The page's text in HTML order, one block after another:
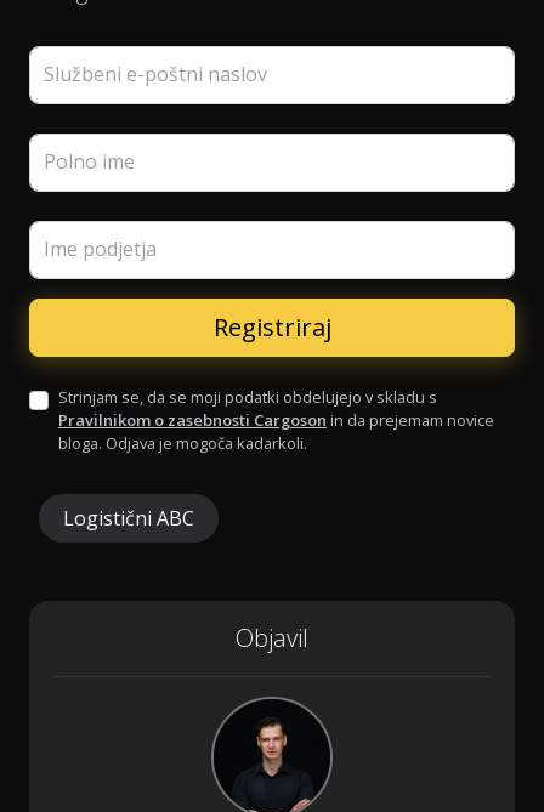
Službeni e-poštni naslov
Polno ime
Ime podjetja
Strinjam se, da se moji podatki obdelujejo v skladu s
Pravilnikom o zasebnosti Cargoson in da prejemam novice
bloga. Odjava je mogoča kadarkoli.
Logistični ABC
Objavil